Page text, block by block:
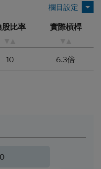
立核實或作出獨立判
平、披露材料、估值
誠判定的假設及參數
非唯一可經合理挑選
關的引述、披露或分
資料僅供參考之用，
。
人無力償債或違約，
行人的信譽。結構性
者或會蒙受全盤損
股比率 實際槓桿
10 6.3倍